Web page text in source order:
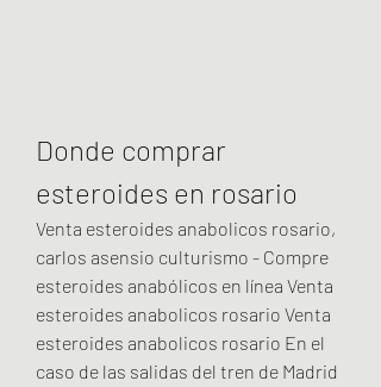
Donde comprar
esteroides en rosario
Venta esteroides anabolicos rosario,
carlos asensio culturismo - Compre
esteroides anabólicos en línea Venta
esteroides anabolicos rosario Venta
esteroides anabolicos rosario En el
caso de las salidas del tren de Madrid